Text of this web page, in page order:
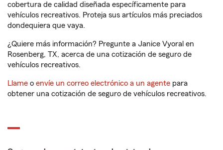
cobertura de calidad diseñada específicamente para
vehículos recreativos. Proteja sus artículos más preciados
dondequiera que vaya.
¿Quiere más información? Pregunte a Janice Vyoral en
Rosenberg, TX, acerca de una cotización de seguro de
vehículos recreativos.
Llame o envíe un correo electrónico a un agente para
obtener una cotización de seguro de vehículos recreativos.